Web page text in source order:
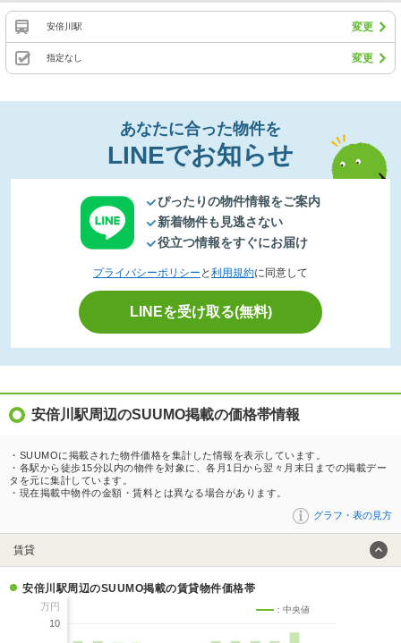
安倍川駅 変更
指定なし 変更
あなたに合った物件を
LINEでお知らせ
ぴったりの物件情報をご案内
新着物件も見逃さない
役立つ情報をすぐにお届け
プライバシーポリシー と 利用規約に同意して
LINEを受け取る(無料)
安倍川駅周辺のSUUMO掲載の価格帯情報
・SUUMOに掲載された物件価格を集計した情報を表示しています。
・各駅から徒歩15分以内の物件を対象に、各月1日から翌々月末日までの掲載デー
タを元に集計しています。
・現在掲載中物件の金額・賃料とは異なる場合があります。
グラフ・表の見方
賃貸
安倍川駅周辺のSUUMO掲載の賃貸物件価格帯
万円
10
：中央値